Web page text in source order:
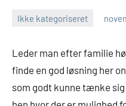
Ikke kategoriseret
Leder man efter familie
finde en god løsning her
som godt kunne tænke